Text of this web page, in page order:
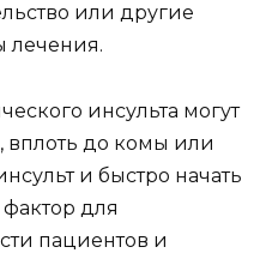
или другие
лечения.
инсульта могут
вплоть до комы или
и быстро начать
для
пациентов и